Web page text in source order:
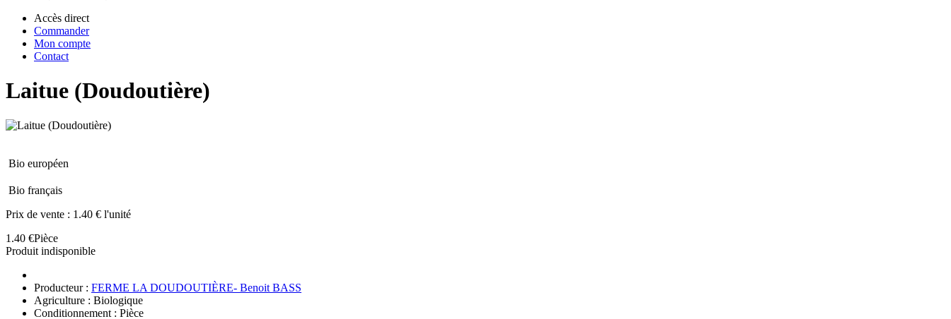
Accès direct
Commander
Mon compte
Contact
Laitue (Doudoutière)
Bio européen
Bio français
Prix de vente : 1.40 € l'unité
1.40 €Pièce
Produit indisponible
Producteur : FERME LA DOUDOUTIÈRE- Benoit BASS
Agriculture : Biologique
Conditionnement : Pièce